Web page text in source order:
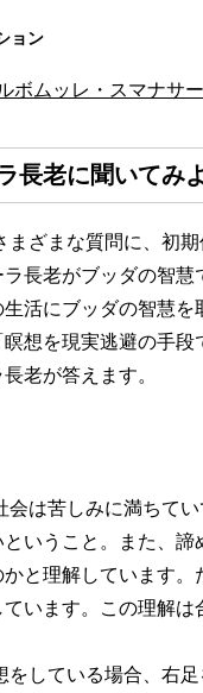
ョン
ボムッレ・スマナサ
長老に聞いてみ
ざまな質問に、初期
長老がブッダの智慧
活にブッダの智慧を
想を現実逃避の手段
老が答えます。
は苦しみに満ちてい
いうこと。また、諦
と理解しています
います。この理解は
している場合、右足